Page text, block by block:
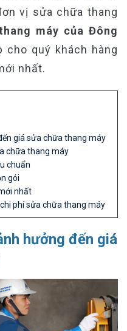
vị sửa chữa thang
máy của Đông
cho quý khách hàng
nhất.
giá sửa chữa thang máy
chữa thang máy
chuẩn
gói
nhất
phí sửa chữa thang máy
hưởng đến giá